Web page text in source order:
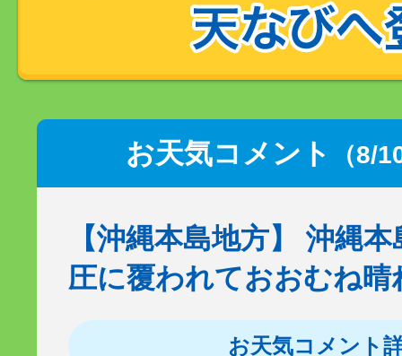
お天気コメント （8/
【沖縄本島地方】 沖縄
圧に覆われておおむね
お天気コメント